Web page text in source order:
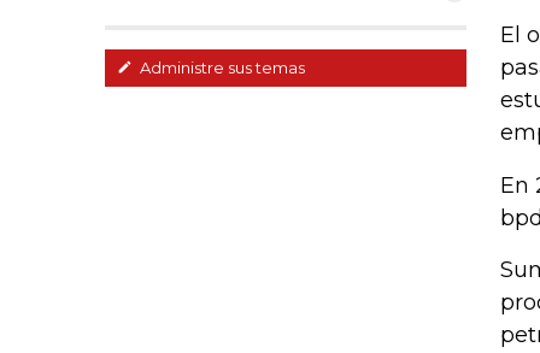
Administre sus temas
El
En